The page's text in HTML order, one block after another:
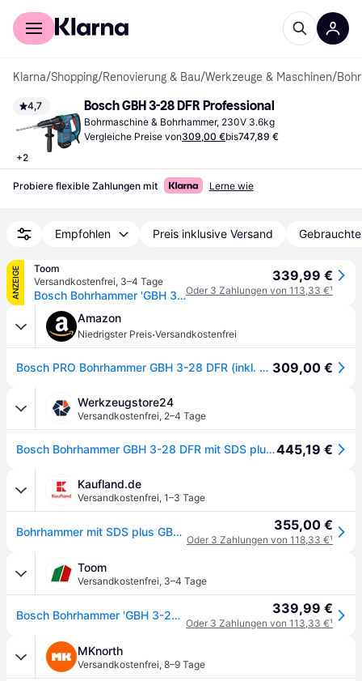
Für Shopper
Klarna/Shopping/Renovierung & Bau/Werkzeuge & Maschinen/
4,7
+2
Bosch GBH 3-28 DFR Professional
Bohrmaschine & Bohrhammer, 230V 3.6kg
Vergleiche Preise von309,00 €bis747,89 €
Probiere flexible Zahlungen mit Lerne wie
Empfohlen Preis inklusive Versand
ANZEIGE
Toom
Versandkostenfrei, 3–4 Tage
Bosch Bohrhammer 'GBH 3-28 DFR Professional' mit SDS plus in Koffer
339,99 €
Oder 3 Zahlungen von 113,33 €¹
Amazon
Niedrigster Preis·Versandkostenfrei
Bosch PRO Bohrhammer GBH 3-28 DFR (inkl. Maschinentuch, Schnellwechselbohrfutter 13mm, Wechselfutter SDS plus, Zusatzhandgriff, Fetttube, Handwerkoffer) 309,00 €
Werkzeugstore24
Versandkostenfrei, 2–4 Tage
Bosch Bohrhammer GBH 3-28 DFR mit SDS plus im Koffer - 061124A000445,19 €
Kaufland.de
Versandkostenfrei, 1–3 Tage
Bohrhammer mit SDS plus GBH 3-28 DFR, L-BOXX 355,00 €
Oder 3 Zahlungen von 118,33 €¹
Toom
Versandkostenfrei, 3–4 Tage
Bosch Bohrhammer 'GBH 3-28 DFR Professional' mit SDS plus in Koffer 339,99 €
Oder 3 Zahlungen von 113,33 €¹
MKnorth
Versandkostenfrei, 8–9 Tage